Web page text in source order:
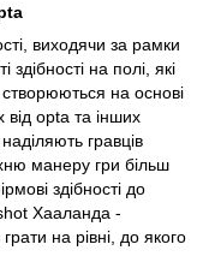
виходячи за рамки
здібності на полі, які
на основі
opta та інших
гравців
манеру гри більш
здібності до
Хааланда -
на рівні, до якого